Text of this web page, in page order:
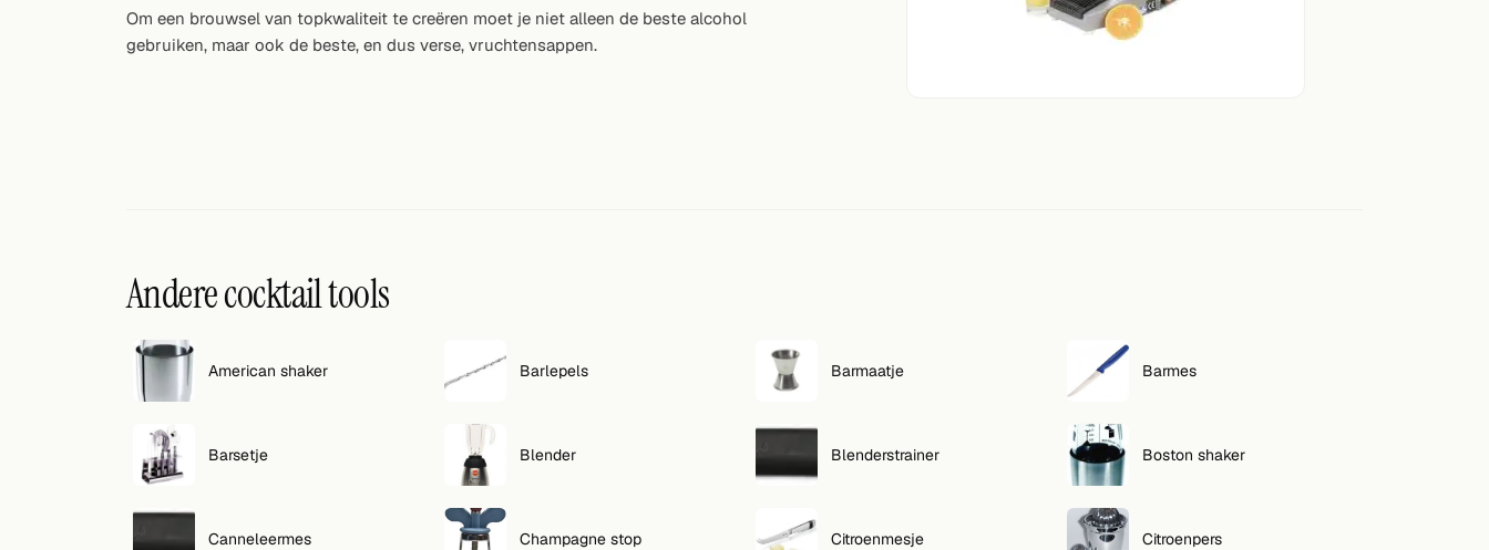
Voeg hier uw eigen cocktail of smoothie toe.
Om een brouwsel van topkwaliteit te creëren moet je niet alleen de beste alcohol
gebruiken, maar ook de beste, en dus verse, vruchtensappen.
Andere cocktail tools
American shaker Barlepels Barmaatje Barmes
Barsetje Blender Blenderstrainer Boston shaker
Canneleermes Champagne stop Citroenmesje Citroenpers